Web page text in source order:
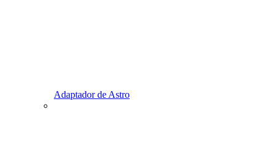
Adaptador de Astro